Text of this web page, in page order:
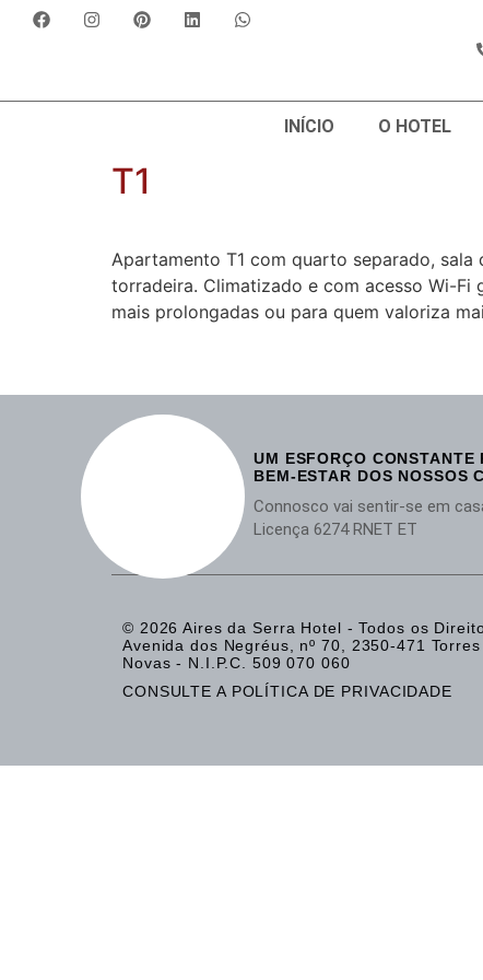
INÍCIO O HOTEL
T1
Apartamento T1 com quarto separado,
torradeira. Climatizado e com acesso Wi-Fi
mais prolongadas ou para quem valoriza
UM ESFORÇO
BEM-ESTAR DOS NOSSOS
Connosco vai sentir-se em
Licença 6274 RNET ET
© 2026 Aires da Serra Hotel - Todos os
Avenida dos Negréus, nº 70, 2350-471
Novas - N.I.P.C. 509 070 060​
CONSULTE A POLÍTICA DE PRIVACIDADE